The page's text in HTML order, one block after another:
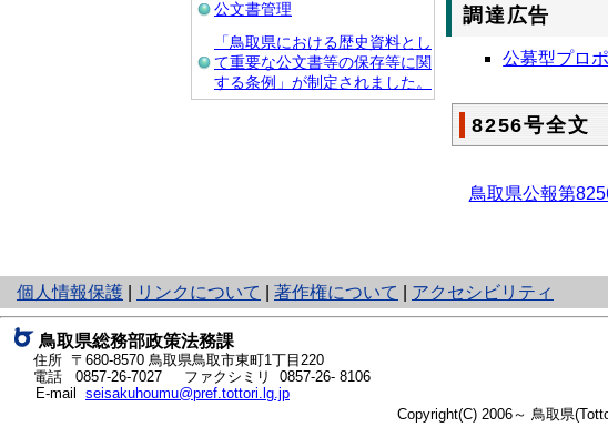
公文書管理
「鳥取県における歴史資料とし
て重要な公文書等の保存等に関
する条例」が制定されました。
調達広告
公募型プロ
8256号全文
鳥取県公報第
個人情報保護
と
り
ネ
ッ
ト
へ
リンクについて 著作権について アクセシビリティ
鳥取県総務部政策法務課
住所 〒680-8570 鳥取県鳥取市東町1丁目220
電話 0857-26-7027
ファクシミリ 0857-26- 8106
E-mail seisakuhoumu@pref.tottori.lg.jp
Copyright(C) 2006～ 鳥取県